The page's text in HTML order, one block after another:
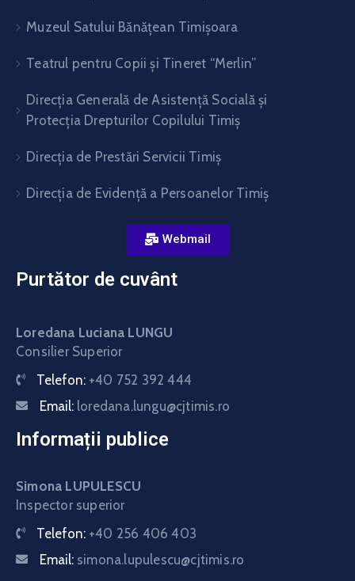
Muzeul Satului Bănăţean Timişoara
Teatrul pentru Copii şi Tineret “Merlin”
Direcția Generală de Asistență Socială și
Protecția Drepturilor Copilului Timiș
Direcţia de Prestări Servicii Timiş
Direcţia de Evidenţă a Persoanelor Timiş
Webmail
Purtător de cuvânt
Loredana Luciana LUNGU
Consilier Superior
Telefon: +40 752 392 444
Email: loredana.lungu@cjtimis.ro
Informații publice
Simona LUPULESCU
Inspector superior
Telefon: +40 256 406 403
Email: simona.lupulescu@cjtimis.ro